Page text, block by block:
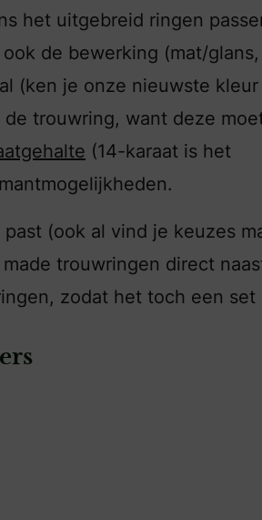
het uitgebreid ringen
de bewerking (mat/glans,
(ken je onze nieuwste kleur
trouwring, want deze
(14-karaat is het
(ook al vind je keuzes
trouwringen direct
zodat het toch een